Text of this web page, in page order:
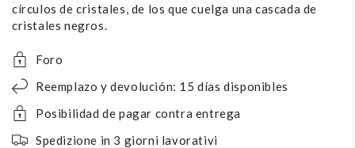
círculos de cristales, de los que cuelga una cascada de
cristales negros.
Foro
Reemplazo y devolución: 15 días disponibles
Posibilidad de pagar contra entrega
Spedizione in 3 giorni lavorativi